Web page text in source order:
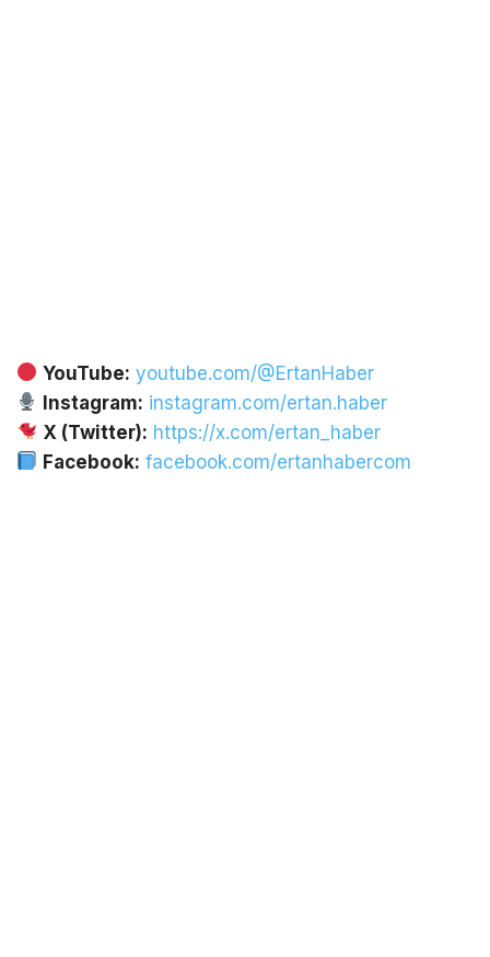
YouTube: youtube.com/@ErtanHaber
Instagram: instagram.com/ertan.haber
X (Twitter): https://x.com/ertan_haber
Facebook: facebook.com/ertanhabercom